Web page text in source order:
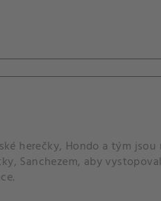
herečky, Hondo a tým
Sanchezem, aby